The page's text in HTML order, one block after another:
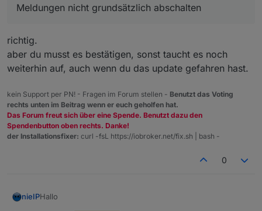
:~$ sudo apt full-upgrade
Paketlisten werden gelesen… Fertig
Paketaktualisierung (Upgrade) wird berechnet…
Folgende Aktualisierungen wurden aufgrund
gnome-shell gnome-shell-common gnome-text-
Meldungen nicht grundsätzlich abschalten
richtig.
aber du musst es bestätigen, sonst taucht es noch
weiterhin auf, auch wenn du das update gefahren hast.
kein Support per PN! - Fragen im Forum stellen - Benutzt das Voting
rechts unten im Beitrag wenn er euch geholfen hat.
Das Forum freut sich über eine Spende. Benutzt dazu den
Spendenbutton oben rechts. Danke!
der Installationsfixer: curl -fsL https://iobroker.net/fix.sh | bash -
0
nieIPHallo